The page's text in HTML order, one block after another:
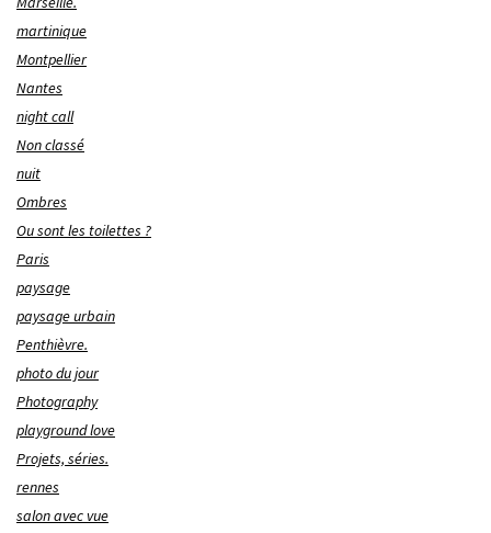
martinique
Montpellier
Nantes
night call
Non classé
nuit
Ombres
Ou sont les toilettes ?
Paris
paysage
paysage urbain
Penthièvre.
photo du jour
Photography
playground love
Projets, séries.
rennes
salon avec vue